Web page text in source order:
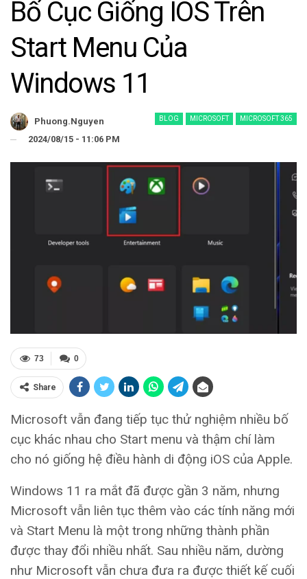
Bố Cục Giống IOS Trên
Start Menu Của
Windows 11
BLOG MICROSOFT MICROSOFT 365
Phuong.nguyen
2024/08/15 - 11:06 PM
0
73
Share
Microsoft vẫn đang tiếp tục thử nghiệm nhiều bố
cục khác nhau cho Start menu và thậm chí làm
cho nó giống hệ điều hành di động iOS của Apple.
Windows 11 ra mắt đã được gần 3 năm, nhưng
Microsoft vẫn liên tục thêm vào các tính năng mới
và Start Menu là một trong những thành phần
được thay đổi nhiều nhất. Sau nhiều năm, dường
như Microsoft vẫn chưa đưa ra được thiết kế cuối